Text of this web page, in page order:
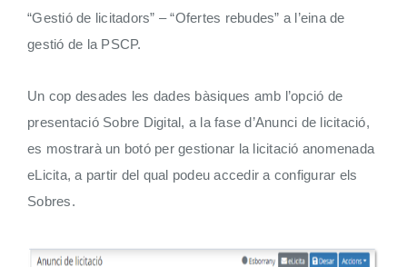
“Gestió de licitadors” – “Ofertes rebudes” a l’eina de
gestió de la PSCP.
Un cop desades les dades bàsiques amb l’opció de
presentació Sobre Digital, a la fase d’Anunci de licitació,
es mostrarà un botó per gestionar la licitació anomenada
eLicita, a partir del qual podeu accedir a configurar els
Sobres.